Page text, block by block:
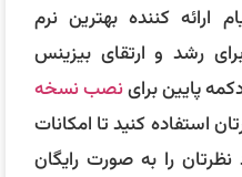
ارائه کننده بهترین نرم
رشد و ارتقای بیزینس
پایین براینصب نسخه
استفاده کنید تا امکانات
را به صورت رایگان